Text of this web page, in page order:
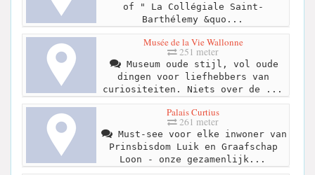
of " La Collégiale Saint-
Barthélemy &quo...
Musée de la Vie Wallonne
251 meter
Museum oude stijl, vol oude
dingen voor liefhebbers van
curiositeiten. Niets over de ...
Palais Curtius
261 meter
Must-see voor elke inwoner van
Prinsbisdom Luik en Graafschap
Loon - onze gezamenlijk...